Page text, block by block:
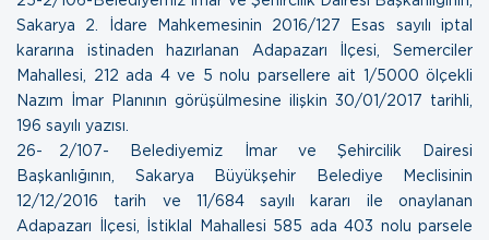
Sakarya 2. İdare Mahkemesinin 2016/127 Esas sayılı iptal
kararına istinaden hazırlanan Adapazarı İlçesi, Semerciler
Mahallesi, 212 ada 4 ve 5 nolu parsellere ait 1/5000 ölçekli
Nazım İmar Planının görüşülmesine ilişkin 30/01/2017 tarihli,
196 sayılı yazısı.
26- 2/107- Belediyemiz İmar ve Şehircilik Dairesi
Başkanlığının, Sakarya Büyükşehir Belediye Meclisinin
12/12/2016 tarih ve 11/684 sayılı kararı ile onaylanan
Adapazarı İlçesi, İstiklal Mahallesi 585 ada 403 nolu parsele